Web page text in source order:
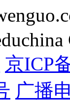
京ICP
广播